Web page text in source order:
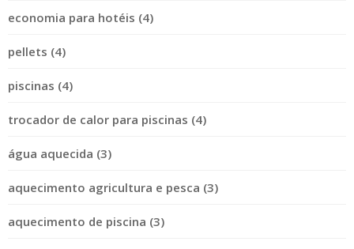
economia para hotéis (4)
pellets (4)
piscinas (4)
trocador de calor para piscinas (4)
água aquecida (3)
aquecimento agricultura e pesca (3)
aquecimento de piscina (3)